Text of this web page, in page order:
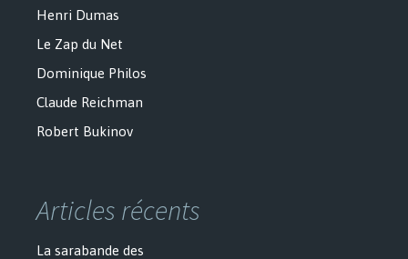
Henri Dumas
Le Zap du Net
Dominique Philos
Claude Reichman
Robert Bukinov
Articles récents
La sarabande des